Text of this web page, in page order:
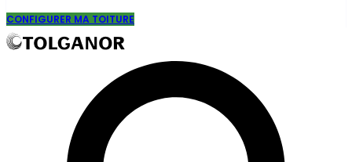
CONFIGURER MA TOITURE